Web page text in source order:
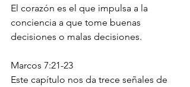
El corazón es el que impulsa a la
conciencia a que tome buenas
decisiones o malas decisiones.
Marcos 7:21-23
Este capítulo nos da trece señales de